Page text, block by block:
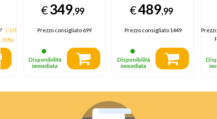
(-10%)
50%)
1400 giri,
Lavaggio a vapore
€349,99
Prezzo consigliato699
Disponibilità
immediata
WW11DB7B94GBU3
€489,99
Prezzo consigliato1449
Disponibilità
immediata